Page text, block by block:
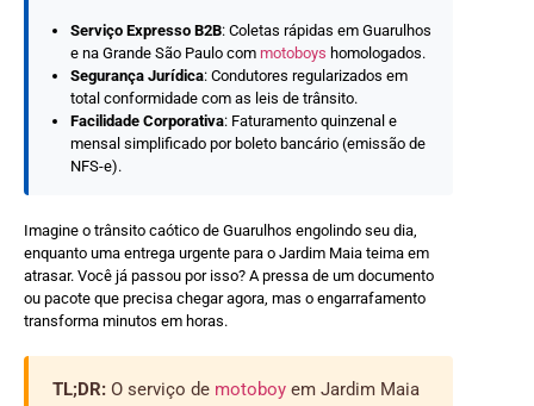
Serviço Expresso B2B: Coletas rápidas em Guarulhos
e na Grande São Paulo com motoboys homologados.
Segurança Jurídica: Condutores regularizados em
total conformidade com as leis de trânsito.
Facilidade Corporativa: Faturamento quinzenal e
mensal simplificado por boleto bancário (emissão de
NFS-e).
Imagine o trânsito caótico de Guarulhos engolindo seu dia,
enquanto uma entrega urgente para o Jardim Maia teima em
atrasar. Você já passou por isso? A pressa de um documento
ou pacote que precisa chegar agora, mas o engarrafamento
transforma minutos em horas.
TL;DR: O serviço de motoboy em Jardim Maia